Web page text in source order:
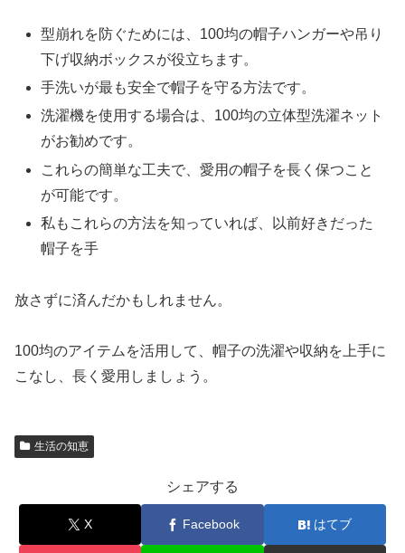
型崩れを防ぐためには、100均の帽子ハンガーや吊り
下げ収納ボックスが役立ちます。
手洗いが最も安全で帽子を守る方法です。
洗濯機を使用する場合は、100均の立体型洗濯ネット
がお勧めです。
これらの簡単な工夫で、愛用の帽子を長く保つこと
が可能です。
私もこれらの方法を知っていれば、以前好きだった
帽子を手
放さずに済んだかもしれません。
100均のアイテムを活用して、帽子の洗濯や収納を上手に
こなし、長く愛用しましょう。
生活の知恵
シェアする
X Facebook はてブ